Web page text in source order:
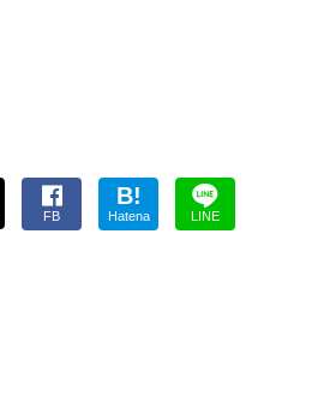
FB
B!
Hatena LINE